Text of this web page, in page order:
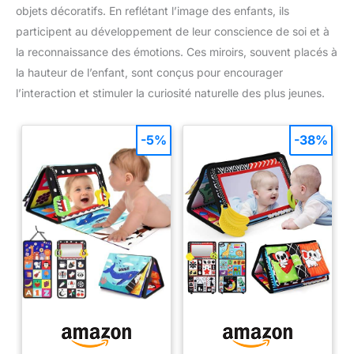
objets décoratifs. En reflétant l’image des enfants, ils
participent au développement de leur conscience de soi et à
la reconnaissance des émotions. Ces miroirs, souvent placés à
la hauteur de l’enfant, sont conçus pour encourager
l’interaction et stimuler la curiosité naturelle des plus jeunes.
-5% -38%